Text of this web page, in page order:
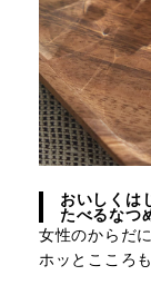
おいしくは
たべるなつ
女性のからだ
ホッとこころ